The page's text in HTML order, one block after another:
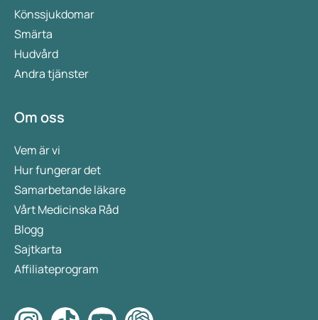
Könssjukdomar
Smärta
Hudvård
Andra tjänster
Om oss
Vem är vi
Hur fungerar det
Samarbetande läkare
Vårt Medicinska Råd
Blogg
Sajtkarta
Affiliateprogram